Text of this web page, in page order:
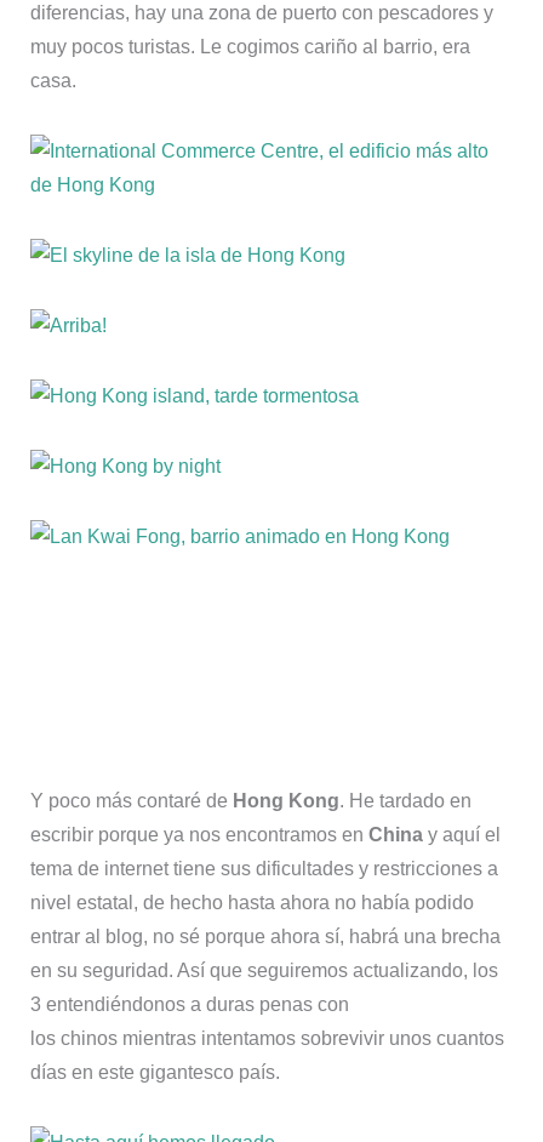
diferencias, hay una zona de puerto con pescadores y
muy pocos turistas. Le cogimos cariño al barrio, era
casa.
Y poco más contaré de Hong Kong. He tardado en
escribir porque ya nos encontramos en China y aquí el
tema de internet tiene sus dificultades y restricciones a
nivel estatal, de hecho hasta ahora no había podido
entrar al blog, no sé porque ahora sí, habrá una brecha
en su seguridad. Así que seguiremos actualizando, los
3 entendiéndonos a duras penas con
los chinos mientras intentamos sobrevivir unos cuantos
días en este gigantesco país.